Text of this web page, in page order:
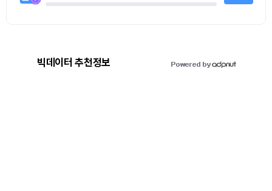
빅데이터 추천정보